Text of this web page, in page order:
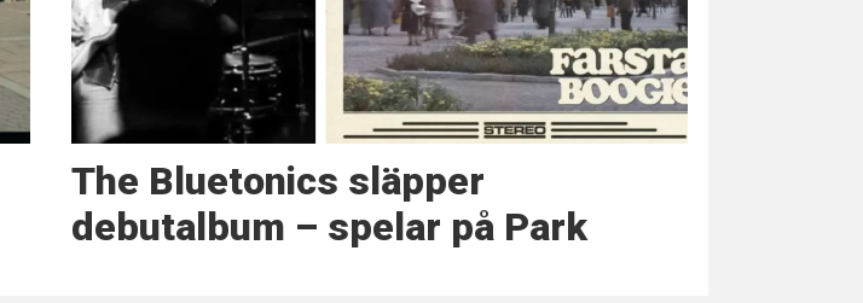
The Bluetonics släpper
debutalbum – spelar på Park